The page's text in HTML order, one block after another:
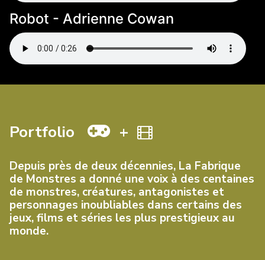
Robot - Adrienne Cowan
Portfolio +
Depuis près de deux décennies, La Fabrique
de Monstres a donné une voix à des centaines
de monstres, créatures, antagonistes et
personnages inoubliables dans certains des
jeux, films et séries les plus prestigieux au
monde.